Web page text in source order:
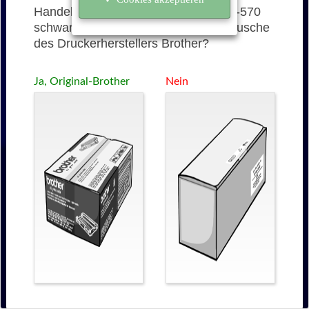
Handelt es sich bei der TN-3060 (TN-570
schwarz) um eine originale Tonerkartusche
des Druckerherstellers Brother?
Ja, Original-Brother Nein